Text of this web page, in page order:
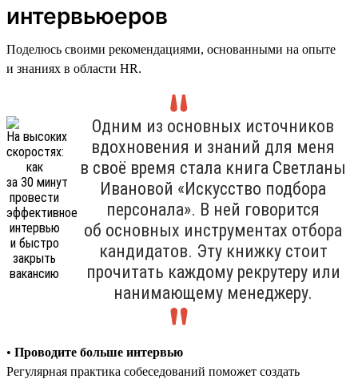
интервьюеров
Поделюсь своими рекомендациями, основанными на опыте
и знаниях в области HR.
Одним из основных источников
вдохновения и знаний для меня
в своё время стала книга Светланы
Ивановой «Искусство подбора
персонала». В ней говорится
об основных инструментах отбора
кандидатов. Эту книжку стоит
прочитать каждому рекрутеру или
нанимающему менеджеру.
• Проводите больше интервью
Регулярная практика собеседований поможет создать